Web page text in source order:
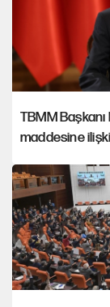
TBMM
maddesine